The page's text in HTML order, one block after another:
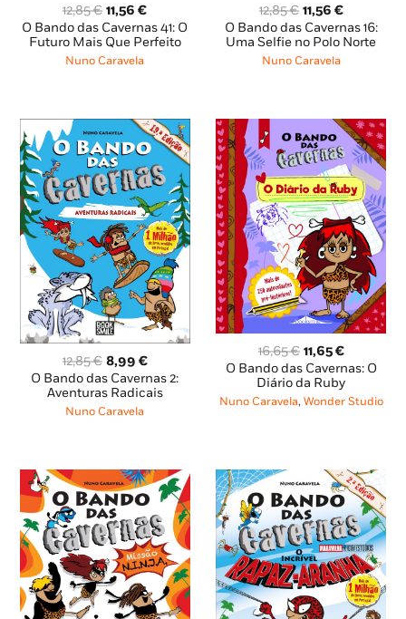
12,85€ O
preço
original
era:
11,56€O
preço
atual
O Bando das Cavernas 41: O
Futuro Mais Que Perfeito
Nuno Caravela
12,85€ O
preço
original
era:
11,56 €O
preço
atual
O Bando das Cavernas 16:
Uma Selfie no Polo Norte
Nuno Caravela
12,85€ O
preço
original
era:
8,99 €O
preço
atual
O Bando das Cavernas 2:
Aventuras Radicais
Nuno Caravela
16,65€ O
preço
original
era:
11,65€O
preço
atual
é:
O Bando das Cavernas: O
Diário da Ruby
Nuno Caravela, Wonder Studio